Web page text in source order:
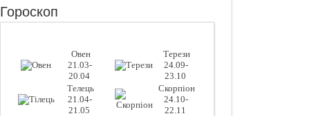
Гороскоп
Овен
21.03-
20.04
Терези
24.09-
23.10
Телець
21.04-
21.05
Скорпіон
24.10-
22.11